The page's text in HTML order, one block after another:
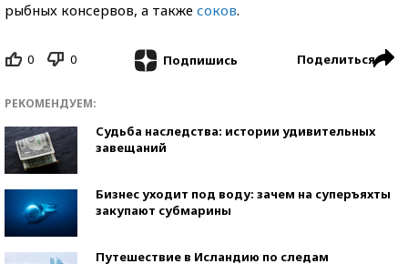
рыбных консервов, а также соков.
0 0 Подпишись Поделиться
РЕКОМЕНДУЕМ:
Судьба наследства: истории удивительных
завещаний
Бизнес уходит под воду: зачем на суперъяхты
закупают субмарины
Путешествие в Исландию по следам